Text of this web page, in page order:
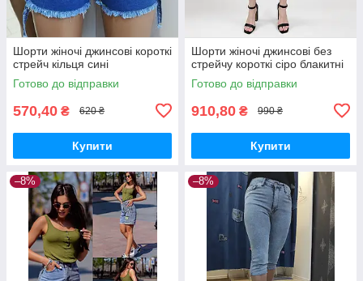
Шорти жіночі джинсові короткі
стрейч кільця сині
Готово до відправки
570,40 ₴ 620 ₴
Купити
Шорти жіночі джинсові без
стрейчу короткі сіро блакитні
Готово до відправки
910,80 ₴ 990 ₴
Купити
–8% –8%